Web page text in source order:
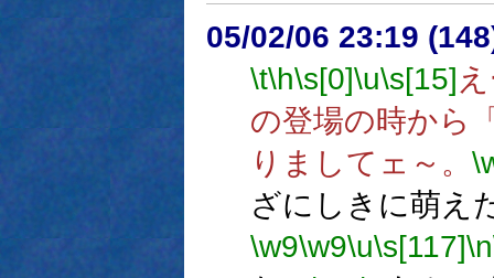
05/02/06 23:19
\t\h\s[0]\u\s[15]
の登場の時から
りましてェ～。
ざにしきに萌え
\w9\w9\u\s[117]\n